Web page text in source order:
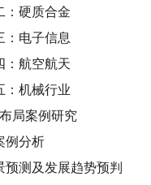
：硬质合金
：电子信息
：航空航天
：机械行业
局案例研究
例分析
测及发展趋势预判